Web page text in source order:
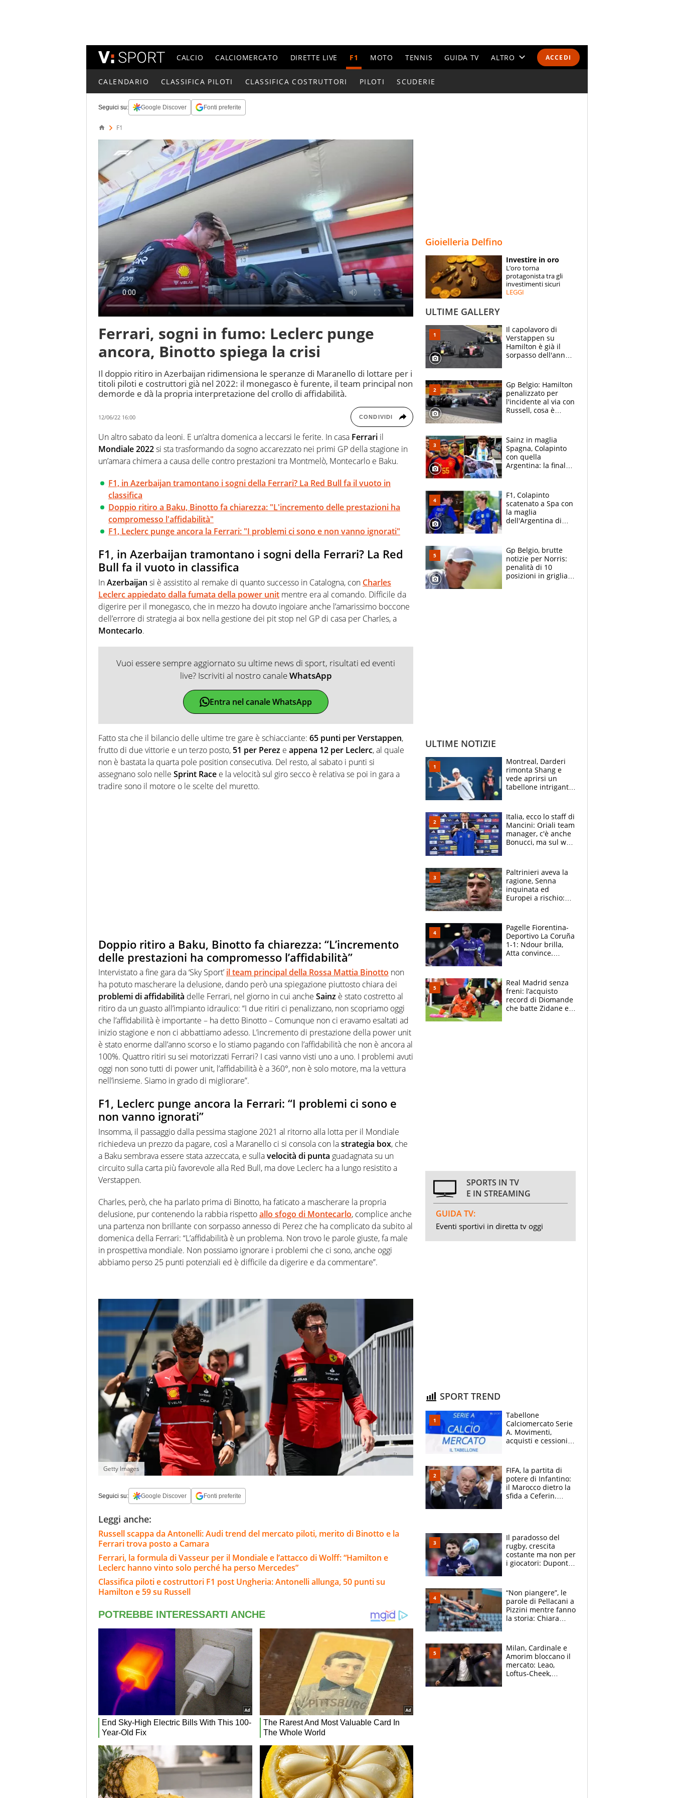
ACCEDI
CALCIO CALCIOMERCATO DIRETTE LIVE F1 MOTO TENNIS GUIDA TV ALTRO
ESPERTI
CONTATTI
CALENDARIO CLASSIFICA PILOTI CLASSIFICA COSTRUTTORI PILOTI SCUDERIE
Seguici su: Google Discover Fonti preferite
F1
Ferrari, sogni in fumo: Leclerc punge
ancora, Binotto spiega la crisi
Il doppio ritiro in Azerbaijan ridimensiona le speranze di Maranello di lottare per i
titoli piloti e costruttori già nel 2022: il monegasco è furente, il team principal non
demorde e dà la propria interpretazione del crollo di affidabilità.
12/06/22 16:00 CONDIVIDI
Un altro sabato da leoni. E un’altra domenica a leccarsi le ferite. In casa Ferrari il
Mondiale 2022si sta trasformando da sogno accarezzato nei primi GP della stagione in
un’amara chimera a causa delle contro prestazioni tra Montmelò, Montecarlo e Baku.
F1, in Azerbaijan tramontano i sogni della Ferrari? La Red Bull fa il vuoto in
classifica
Doppio ritiro a Baku, Binotto fa chiarezza: "L'incremento delle prestazioni ha
compromesso l'affidabilità"
F1, Leclerc punge ancora la Ferrari: "I problemi ci sono e non vanno ignorati"
F1, in Azerbaijan tramontano i sogni della Ferrari? La Red
Bull fa il vuoto in classifica
InAzerbaijan si è assistito al remake di quanto successo in Catalogna, con Charles
Leclerc appiedato dalla fumata della power unit mentre era al comando. Difficile da
digerire per il monegasco, che in mezzo ha dovuto ingoiare anche l’amarissimo boccone
dell’errore di strategia ai box nella gestione dei pit stop nel GP di casa per Charles, a
Montecarlo.
Vuoi essere sempre aggiornato su ultime news di sport, risultati ed eventi
live? Iscriviti al nostro canaleWhatsApp
Entra nel canale WhatsApp
Fatto sta che il bilancio delle ultime tre gare è schiacciante: 65 punti per Verstappen,
frutto di due vittorie e un terzo posto, 51 per Perez e appena 12 per Leclerc, al quale
non è bastata la quarta pole position consecutiva. Del resto, al sabato i punti si
assegnano solo nelle Sprint Race e la velocità sul giro secco è relativa se poi in gara a
tradire sono il motore o le scelte del muretto.
Doppio ritiro a Baku, Binotto fa chiarezza: “L’incremento
delle prestazioni ha compromesso l’affidabilità”
Intervistato a fine gara da ‘Sky Sport’ il team principal della Rossa Mattia Binotto non
ha potuto mascherare la delusione, dando però una spiegazione piuttosto chiara dei
problemi di affidabilità delle Ferrari, nel giorno in cui anche Sainz è stato costretto al
ritiro da un guasto all’impianto idraulico: “I due ritiri ci penalizzano, non scopriamo oggi
che l’affidabilità è importante – ha detto Binotto – Comunque non ci eravamo esaltati ad
inizio stagione e non ci abbattiamo adesso. L’incremento di prestazione della power unit
è stato enorme dall’anno scorso e lo stiamo pagando con l’affidabilità che non è ancora al
100%. Quattro ritiri su sei motorizzati Ferrari? I casi vanno visti uno a uno. I problemi avuti
oggi non sono tutti di power unit, l’affidabilità è a 360°, non è solo motore, ma la vettura
nell’insieme. Siamo in grado di migliorare”.
F1, Leclerc punge ancora la Ferrari: “I problemi ci sono e
non vanno ignorati”
Insomma, il passaggio dalla pessima stagione 2021 al ritorno alla lotta per il Mondiale
richiedeva un prezzo da pagare, così a Maranello ci si consola con lastrategia box, che
a Baku sembrava essere stata azzeccata, e sullavelocità di punta guadagnata su un
circuito sulla carta più favorevole alla Red Bull, ma dove Leclerc ha a lungo resistito a
Verstappen.
Charles, però, che ha parlato prima di Binotto, ha faticato a mascherare la propria
delusione, pur contenendo la rabbia rispettoallo sfogo di Montecarlo, complice anche
una partenza non brillante con sorpasso annesso di Perez che ha complicato da subito al
domenica della Ferrari: “L’affidabilità è un problema. Non trovo le parole giuste, fa male
in prospettiva mondiale. Non possiamo ignorare i problemi che ci sono, anche oggi
abbiamo perso 25 punti potenziali ed è difficile da digerire e da commentare”.
Getty Images
Seguici su: Google Discover Fonti preferite
Leggi anche:
Russell scappa da Antonelli: Audi trend del mercato piloti, merito di Binotto e la
Ferrari trova posto a Camara
Ferrari, la formula di Vasseur per il Mondiale e l’attacco di Wolff: “Hamilton e
Leclerc hanno vinto solo perché ha perso Mercedes”
Classifica piloti e costruttori F1 post Ungheria: Antonelli allunga, 50 punti su
Hamilton e 59 su Russell
Gioielleria Delfino
Investire in oro
L’oro torna
protagonista tra gli
investimenti sicuri
LEGGI
ULTIME GALLERY
Il capolavoro di
Verstappen su
Hamilton è già il
sorpasso dell'anno:
2021
Gp Belgio: Hamilton
penalizzato per
l'incidente al via con
Russell, cosa è
Sainz in maglia
Spagna, Colapinto
con quella
Argentina: la finale
vede l'ora
F1, Colapinto
scatenato a Spa con
la maglia
dell'Argentina di
le parolacce"
Gp Belgio, brutte
notizie per Norris:
penalità di 10
posizioni in griglia,
ULTIME NOTIZIE
Montreal, Darderi
rimonta Shang e
vede aprirsi un
tabellone intrigante:
felice del mio livello"
Italia, ecco lo staff di
Mancini: Oriali team
manager, c'è anche
Bonucci, ma sul web
Paltrinieri aveva la
ragione, Senna
inquinata ed
Europei a rischio:
adesso
Pagelle Fiorentina-
Deportivo La Coruña
1-1: Ndour brilla,
Atta convince.
Real Madrid senza
freni: l’acquisto
record di Diomande
che batte Zidane e
SPORTS IN TV
E IN STREAMING
GUIDA TV:
Eventi sportivi in diretta tv oggi
SPORT TREND
Tabellone
Calciomercato Serie
A. Movimenti,
acquisti e cessioni:
FIFA, la partita di
potere di Infantino:
il Marocco dietro la
sfida a Ceferin.
Il paradosso del
rugby, crescita
costante ma non per
i giocatori: Dupont
solo 1,4 milioni
all'anno
“Non piangere”, le
parole di Pellacani a
Pizzini mentre fanno
la storia: Chiara
Milan, Cardinale e
Amorim bloccano il
mercato: Leao,
Loftus-Cheek,